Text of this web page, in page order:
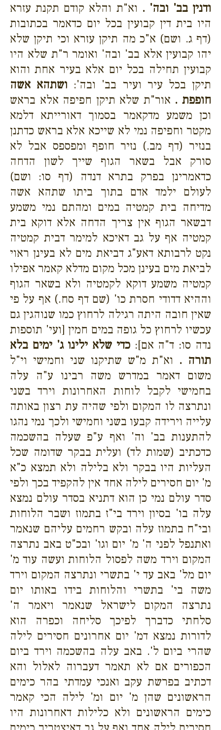
ודנין בב' ובה' . וא"ת והלא קודם תקנת עזרא
היו בית דין קבועין בכל יום כדאמר בכתובות
(דף ג. ושם) א"כ מה תיקן עזרא וכי תיקן שלא
יהו קבועין אלא בב' ובה' ואומר ר"ת שלא היו
קבועין תחילה בכל יום אלא בעיר אחת והוא
תיקן בכל עיר ועיר בב' ובה': ושתהא אשה
חופפת . אור"ת שלא תיקן חפיפה אלא בראש
וכן משמע מדקאמר בסמוך דאורייתא דלמא
מקטר וחפיפה נמי לא שייכא אלא בראש כדתנן
בנזיר (דף מב.) נזיר חופף ומפספס אבל לא
סורק אבל בשאר הגוף שייך לשון הדחה
כדאמרינן בפרק בתרא דנדה (דף סו: ושם)
לעולם ילמד אדם בתוך ביתו שתהא אשה
מדיחה בית קמטיה במים ומהתם נמי משמע
דבשאר הגוף אין צריך הדחה אלא דוקא בית
קמטיה אף על גב דאיכא למימר דבית קמטיה
נקט לרבותא דאע"ג דביאת מים לא בעינן ראוי
לביאת מים בעינן מכל מקום מדלא קאמר אפילו
קמטיה משמע דוקא לקמטיה ולא בשאר הגוף
וההיא דדודי חסרת כו' (שם דף סח.) אף על פי
שאין חובה היתה רגילה לרחוץ כמו שנוהגין גם
עכשיו לרחוץ כל גופה במים חמין [ועי' תוספות
נדה סו: ד"ה אם]:כדי שלא ילינו ג' ימים בלא
תורה . וא"ת מ"ש שתיקנו שני וחמישי וי"ל
משום דאמר במדרש משה רבינו ע"ה עלה
בחמישי לקבל לוחות האחרונות וירד בשני
ונתרצה לו המקום ולפי שהיה עת רצון באותה
עלייה וירידה קבעו בשני וחמישי ולכך נמי נהגו
להתענות בב' וה' ואף ע"פ שעלה בהשכמה
כדכתיב (שמות לד) ועלית בבקר שדומה שכל
העליות היו בבקר ולא בלילה ולא תמצא כ"א
מ' יום חסירים לילה אחד אין להקפיד בכך ולפי
סדר עולם נמי כן הוא דתניא בסדר עולם נמצא
עלה בו' בסיון וירד בי"ז בתמוז ושבר הלוחות
ובי"ח בתמוז עלה ובקש רחמים עליהם שנאמר
ואתנפל לפני ה' מ' יום וגו' ובכ"ט באב נתרצה
המקום וירד משה לפסול הלוחות ועשה עוד מ'
יום מל' באב עד י' בתשרי ונתרצה המקום וירד
משה בי' בתשרי והלוחות בידו באותו יום
נתרצה המקום לישראל שנאמר ויאמר ה'
סלחתי כדברך לפיכך סליחה וכפרה הוא
לדורות נמצא דמ' יום אחרונים חסירים לילה
שהרי ביום ל'. באב עלה בהשכמה וירד ביום
הכפורים אם לא תאמר דעברוה לאלול והא
דכתיב בפרשת עקב ואנכי עמדתי בהר כימים
הראשונים שהן מ' יום ומ' לילה הכי קאמר
כימים הראשונים ולא כלילות דאחרונות היו